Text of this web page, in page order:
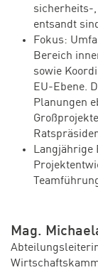
sicherheits-
entsandt
Fokus:
Bereich
sowie
EU-Ebene.
Planungen
Langjährige
Mag.